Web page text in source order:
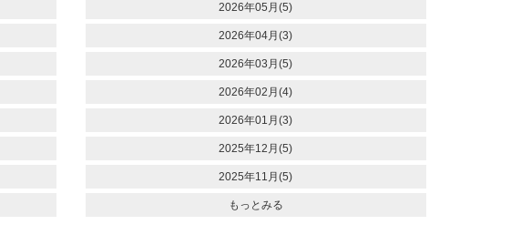
2026年05月(5)
2026年04月(3)
2026年03月(5)
2026年02月(4)
2026年01月(3)
2025年12月(5)
2025年11月(5)
もっとみる